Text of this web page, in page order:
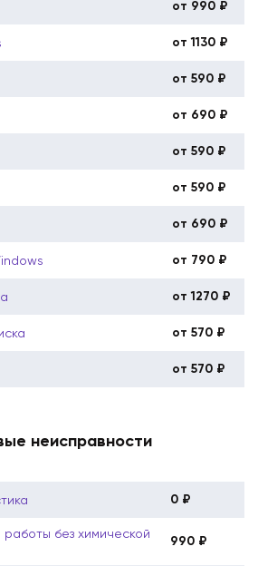
от 990 ₽
от 1130 ₽
от 590 ₽
от 690 ₽
от 590 ₽
от 590 ₽
от 690 ₽
от 790 ₽
от 1270 ₽
от 570 ₽
от 570 ₽
неисправности
0 ₽
без химической
990 ₽